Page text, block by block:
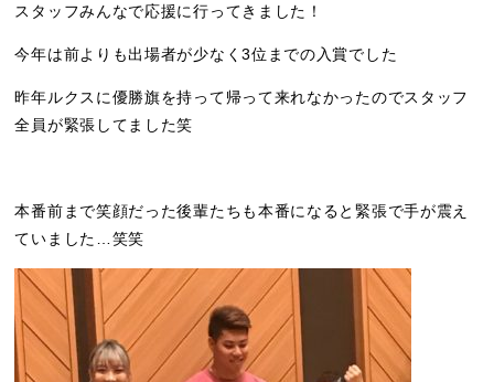
スタッフみんなで応援に行ってきました！
今年は前よりも出場者が少なく3位までの入賞でした
昨年ルクスに優勝旗を持って帰って来れなかったのでスタッフ
全員が緊張してました笑
本番前まで笑顔だった後輩たちも本番になると緊張で手が震え
ていました…笑笑